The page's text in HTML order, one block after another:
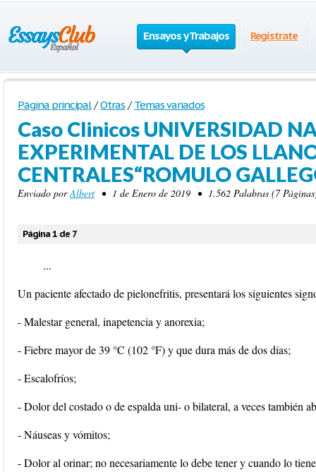
Ensayos y Trabajos Regístrate
Página principal / Otras / Temas variados
Caso Clinicos UNIVERSIDAD
EXPERIMENTAL DE LOS
CENTRALES“ROMULO
Enviado porAlbert • 1 de Enero de 2019 • 1.562 Palabras (7
Página 1 de 7
...
Un paciente afectado de pielonefritis, presentará los siguientes
- Malestar general, inapetencia y anorexia;
- Fiebre mayor de 39 °C (102 °F) y que dura más de dos días;
- Escalofríos;
- Dolor del costado o de espalda uni- o bilateral, a veces también
- Náuseas y vómitos;
- Dolor al orinar; no necesariamente lo debe tener y cuando lo